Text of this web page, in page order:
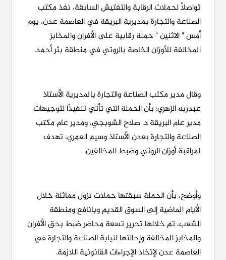
تواصلًا لحملات الرقابة والتفتيش السابقة، نفذ مكتب
الصناعة والتجارة بمديرية البريقة في العاصمة عدن، يوم
أمس " الاثنين " حملة رقابية على الأفران والمخابز
المخالفة للأوزان الخاصة بالروتي في منطقة بئر أحمد.
وقال مدير مكتب الصناعة والتجارة بالمديرية الأستاذ
عبدربه الزهري: بأن الحملة التي تأتي تنفيذًا لتوجيهات
مدير عام البريقة د. صلاح الشوبجي، ومدير عام مكتب
الصناعة والتجارة بعدن الأستاذ وسيم العمري، تهدف
لمراقبة أوزان الروتي وضبط المخالفين.
وأوضح، بأن الحملة سبقتها حملات نزول مماثلة خلال
الأيام الماضية إلى السوق القديم وبانافع ومنطقة
الشعب، تم خلالها تحرير تسعة محاضر ضبط بحق الأفران
والمخابز المخالفة وإحالتها لنيابة الصناعة والتجارة في
العاصمة عدن لإتخاذ الإجراءات القانونية اللازمة.